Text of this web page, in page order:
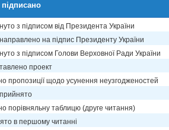
з підписом від Президента України
на підпис Президенту України
з підписом Голови Верховної Ради України
проект
пропозиції щодо усунення неузгодженостей
порівняльну таблицю (друге читання)
в першому читанні